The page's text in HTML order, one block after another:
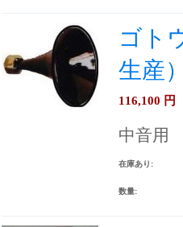
ゴト
生産
116,100 円
中音用
在庫あり:
数量: